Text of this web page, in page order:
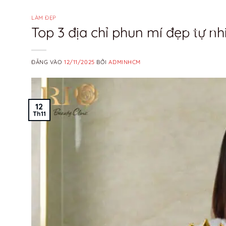
DỊCH VỤ
LÀM ĐẸP
Top 3 địa chỉ phun mí đẹp tự
ĐĂNG VÀO12/11/2025 BỞIADMINHCM
12
Th11